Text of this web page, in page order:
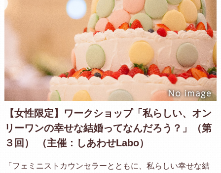
【女性限定】ワークショップ「私らしい、オン
リーワンの幸せな結婚ってなんだろう？」（第
３回） （主催：しあわせLabo）
「フェミニストカウンセラーとともに、私らしい幸せな結